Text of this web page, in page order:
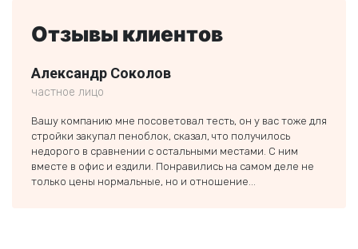
Отзывы клиентов
Александр Соколов
частное лицо
Вашу компанию мне посоветовал тесть, он у вас тоже для
стройки закупал пеноблок, сказал, что получилось
недорого в сравнении с остальными местами. С ним
вместе в офис и ездили. Понравились на самом деле не
только цены нормальные, но и отношение...